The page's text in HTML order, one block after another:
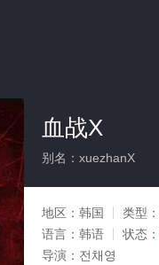
血战X
别名：xuezhanX
地区： 韩国 类型：
语言： 韩语 状态：
导演： 전채영